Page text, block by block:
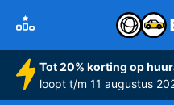
Tot 20% korting op
loopt t/m 11 augustus